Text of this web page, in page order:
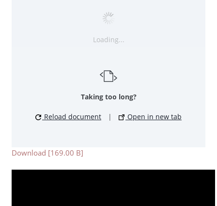
Loading...
Taking too long?
Reload document | Open in new tab
Download [169.00 B]